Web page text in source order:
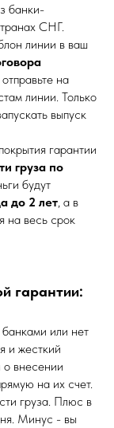
банки-
СНГ.
линии в ваш
отправьте на
линии. Только
выпуск
гарантии
груза по
будут
до 2 лет , а в
на весь срок
гарантии:
или нет
и жесткий
о внесении
на их счет.
груза. Плюс в
Минус - вы